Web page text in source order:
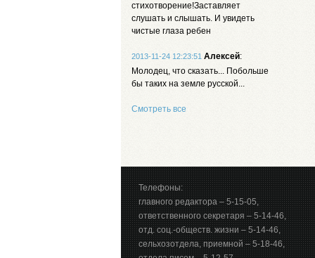
стихотворение!Заставляет
слушать и слышать. И увидеть
чистые глаза ребен
2013-11-24 12:23:51 Алексей:
Молодец, что сказать... Побольше
бы таких на земле русской...
Смотреть все
Телефоны:
главного редактора – 5-15-05,
ответственного секретаря – 5-14-46,
отд. соц.-обществ. жизни – 5-14-46,
сельхозотдела, приемной – 5-18-46,